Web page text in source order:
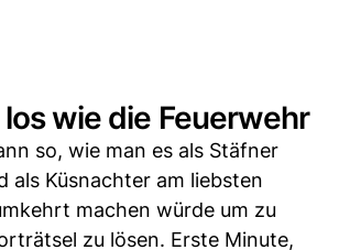
wie die Feuerwehr
so, wie man es als Stäfner
als Küsnachter am liebsten
machen würde um zu
zu lösen. Erste Minute,